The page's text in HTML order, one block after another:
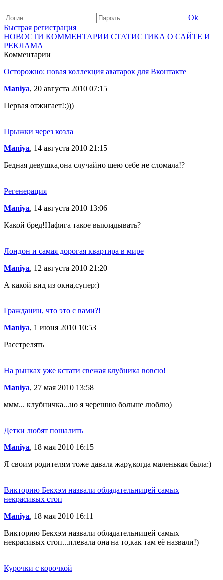
Ok
Быстрая регистрация
НОВОСТИ КОММЕНТАРИИ СТАТИСТИКА О САЙТЕ И
РЕКЛАМА
Комментарии
Осторожно: новая коллекция аватарок для Вконтакте
Maniya, 20 августа 2010 07:15
Первая отжигает!:)))
Прыжки через козла
Maniya, 14 августа 2010 21:15
Бедная девушка,она случайно шею себе не сломала!?
Регенерация
Maniya, 14 августа 2010 13:06
Какой бред!Нафига такое выкладывать?
Лондон и самая дорогая квартира в мире
Maniya, 12 августа 2010 21:20
А какой вид из окна,супер:)
Гражданин, что это с вами?!
Maniya, 1 июня 2010 10:53
Расстрелять
На рынках уже кстати свежая клубника вовсю!
Maniya, 27 мая 2010 13:58
ммм... клубничка...но я черешню больше люблю)
Детки любят пошалить
Maniya, 18 мая 2010 16:15
Я своим родителям тоже давала жару,когда маленькая была:)
Викторию Бекхэм назвали обладательницей самых
некрасивых стоп
Maniya, 18 мая 2010 16:11
Викторию Бекхэм назвали обладательницей самых
некрасивых стоп...плевала она на то,как там её назвали!)
Курочки с корочкой